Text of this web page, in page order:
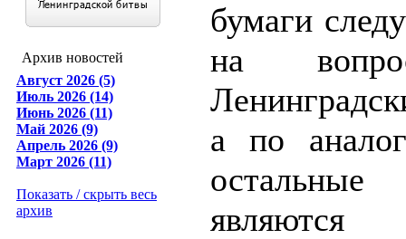
Архив новостей
Август 2026 (5)
Июль 2026 (14)
Июнь 2026 (11)
Май 2026 (9)
Апрель 2026 (9)
Март 2026 (11)
Показать / скрыть весь
архив
бумаги
на
а по
являются